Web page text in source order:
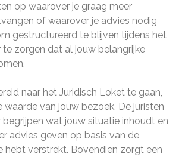
op waarover je graag meer
of waarover je advies nodig
gestructureerd te blijven tijdens het
te zorgen dat al jouw belangrijke
naar het Juridisch Loket te gaan,
waarde van jouw bezoek. De juristen
begrijpen wat jouw situatie inhoudt en
advies geven op basis van de
hebt verstrekt. Bovendien zorgt een